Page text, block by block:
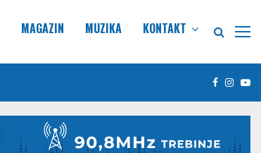
MAGAZIN MUZIKA KONTAKT
Facebook